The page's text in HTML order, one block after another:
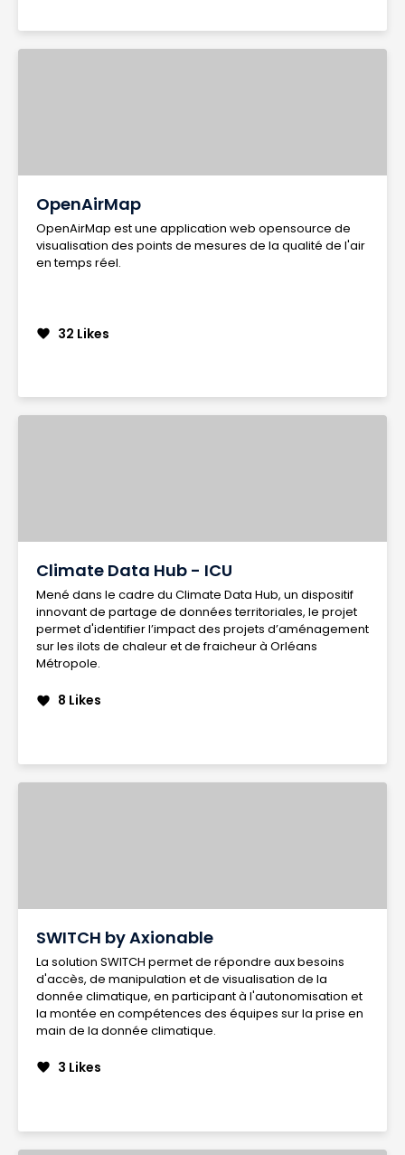
OpenAirMap
OpenAirMap est une application web opensource de
visualisation des points de mesures de la qualité de l'air
en temps réel.
favorite 32 Likes
Climate Data Hub - ICU
Mené dans le cadre du Climate Data Hub, un dispositif
innovant de partage de données territoriales, le projet
permet d'identifier l’impact des projets d’aménagement
sur les ilots de chaleur et de fraicheur à Orléans
Métropole.
favorite 8 Likes
SWITCH by Axionable
La solution SWITCH permet de répondre aux besoins
d'accès, de manipulation et de visualisation de la
donnée climatique, en participant à l'autonomisation et
la montée en compétences des équipes sur la prise en
main de la donnée climatique.
favorite 3 Likes